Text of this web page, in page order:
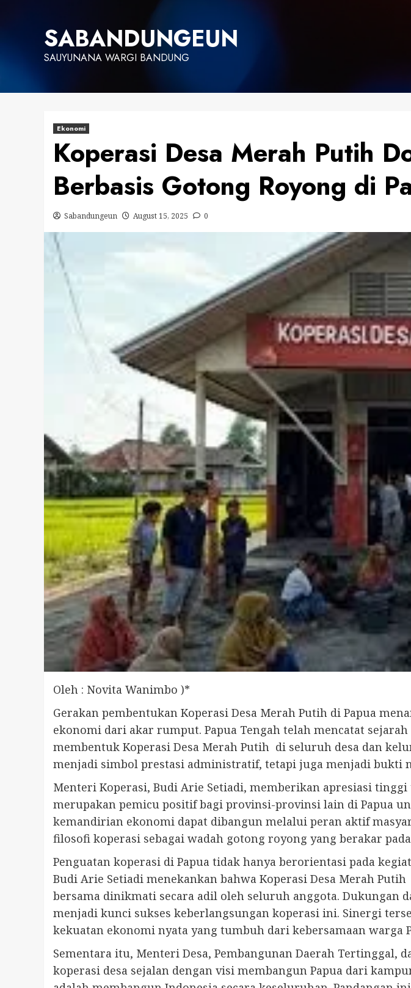
SABANDUNGEUN
SAUYUNANA WARGI BANDUNG
Ekonomi
Koperasi Desa Merah Putih
Berbasis Gotong Royong di
Sabandungeun August 15, 2025 0
Oleh : Novita Wanimbo )*
Gerakan pembentukan Koperasi Desa Merah Putih di Papua
ekonomi dari akar rumput. Papua Tengah telah mencatat
membentuk Koperasi Desa Merah Putih di seluruh desa dan
menjadi simbol prestasi administratif, tetapi juga menjadi bukti
Menteri Koperasi, Budi Arie Setiadi, memberikan apresiasi
merupakan pemicu positif bagi provinsi-provinsi lain di Papua
kemandirian ekonomi dapat dibangun melalui peran aktif
filosofi koperasi sebagai wadah gotong royong yang berakar
Penguatan koperasi di Papua tidak hanya berorientasi pada
Budi Arie Setiadi menekankan bahwa Koperasi Desa Merah
bersama dinikmati secara adil oleh seluruh anggota. Dukungan
menjadi kunci sukses keberlangsungan koperasi ini. Sinergi
kekuatan ekonomi nyata yang tumbuh dari kebersamaan warga
Sementara itu, Menteri Desa, Pembangunan Daerah Tertinggal,
koperasi desa sejalan dengan visi membangun Papua dari